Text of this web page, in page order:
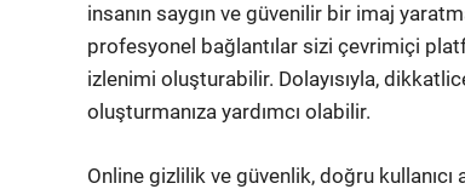
insanın saygın ve güvenilir bir imaj
profesyonel bağlantılar sizi çevrimiçi
izlenimi oluşturabilir. Dolayısıyla,
oluşturmanıza yardımcı olabilir.
Online gizlilik ve güvenlik, doğru